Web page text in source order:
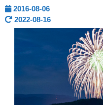
2016-08-06
2022-08-16